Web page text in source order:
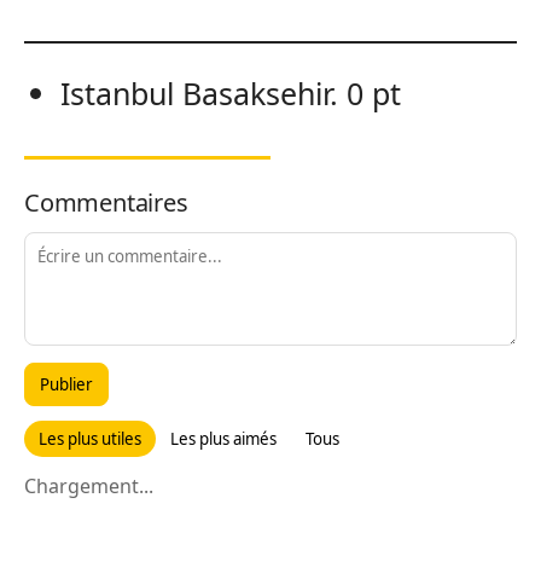
Istanbul Basaksehir. 0 pt
Commentaires
Publier
Les plus utiles Les plus aimés Tous
Chargement...